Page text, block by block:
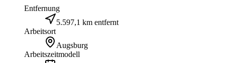
Entfernung
5.597,1 km entfernt
Arbeitsort
Augsburg
Arbeitszeitmodell